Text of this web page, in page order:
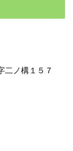
二ノ構１５７